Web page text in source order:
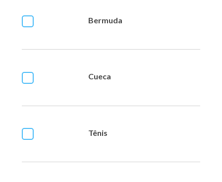
Bermuda
Cueca
Tênis